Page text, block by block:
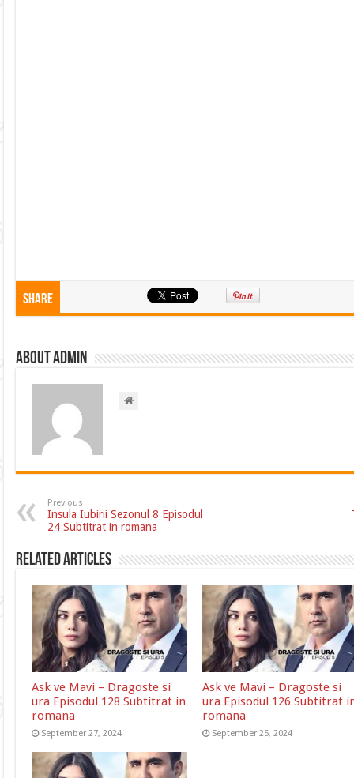
Share
About admin
Previous
Insula Iubirii Sezonul 8 Episodul
24 Subtitrat in romana
Related Articles
Ask ve Mavi – Dragoste si
ura Episodul 128 Subtitrat in
romana
September 27, 2024
Ask ve Mavi – Dragoste si
ura Episodul 126 Subtitrat
romana
September 25, 2024